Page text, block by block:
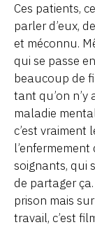
Ces patients,
parler d’eux,
et méconnu.
qui se passe
beaucoup de
tant qu’on n’y
maladie
c’est vraiment
soignants, qui
de partager ça.
prison mais
travail, c’est